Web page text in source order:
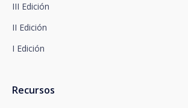
III Edición
II Edición
I Edición
Recursos
apartado de Política de Privacidad, que le
aconsejamos consulte.